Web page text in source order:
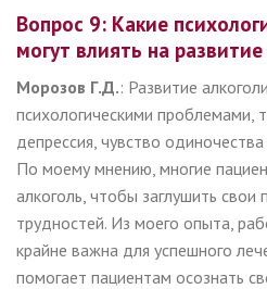
Вопрос 9: Какие
могут влиять на
Морозов Г.Д.: Развитие
психологическими проблемами,
депрессия, чувство
По моему мнению, многие
алкоголь, чтобы заглушить
трудностей. Из моего опыта,
крайне важна для успешного
помогает пациентам осознать